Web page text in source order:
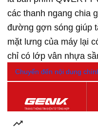
các thanh ngang chia
đường gợn sóng giúp
mặt lưng của máy lại
chỉ có lớp vân nhựa
trạng trày xước
Chuyển đến nội dung